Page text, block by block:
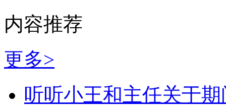
内容推荐
更多>
听听小王和主任关于